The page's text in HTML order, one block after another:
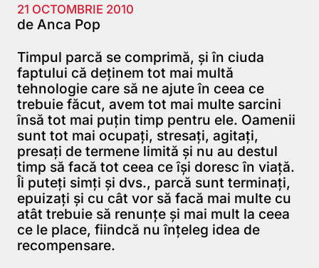
21 OCTOMBRIE 2010
de Anca Pop
Timpul parcă se comprimă, şi în ciuda
faptului că deţinem tot mai multă
tehnologie care să ne ajute în ceea ce
trebuie făcut, avem tot mai multe sarcini
însă tot mai puţin timp pentru ele. Oamenii
sunt tot mai ocupaţi, stresaţi, agitaţi,
presaţi de termene limită şi nu au destul
timp să facă tot ceea ce îşi doresc în viaţă.
Îi puteţi simţi şi dvs., parcă sunt terminaţi,
epuizaţi şi cu cât vor să facă mai multe cu
atât trebuie să renunţe şi mai mult la ceea
ce le place, fiindcă nu înţeleg idea de
recompensare.